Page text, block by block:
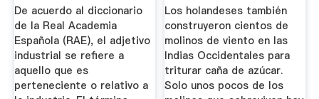
Concepto
De acuerdo al diccionario
de la Real Academia
Española (RAE), el adjetivo
industrial se refiere a
aquello que es
perteneciente o relativo a
...
Los holandeses también
construyeron cientos de
molinos de viento en las
Indias Occidentales para
triturar caña de azúcar.
Solo unos pocos de los